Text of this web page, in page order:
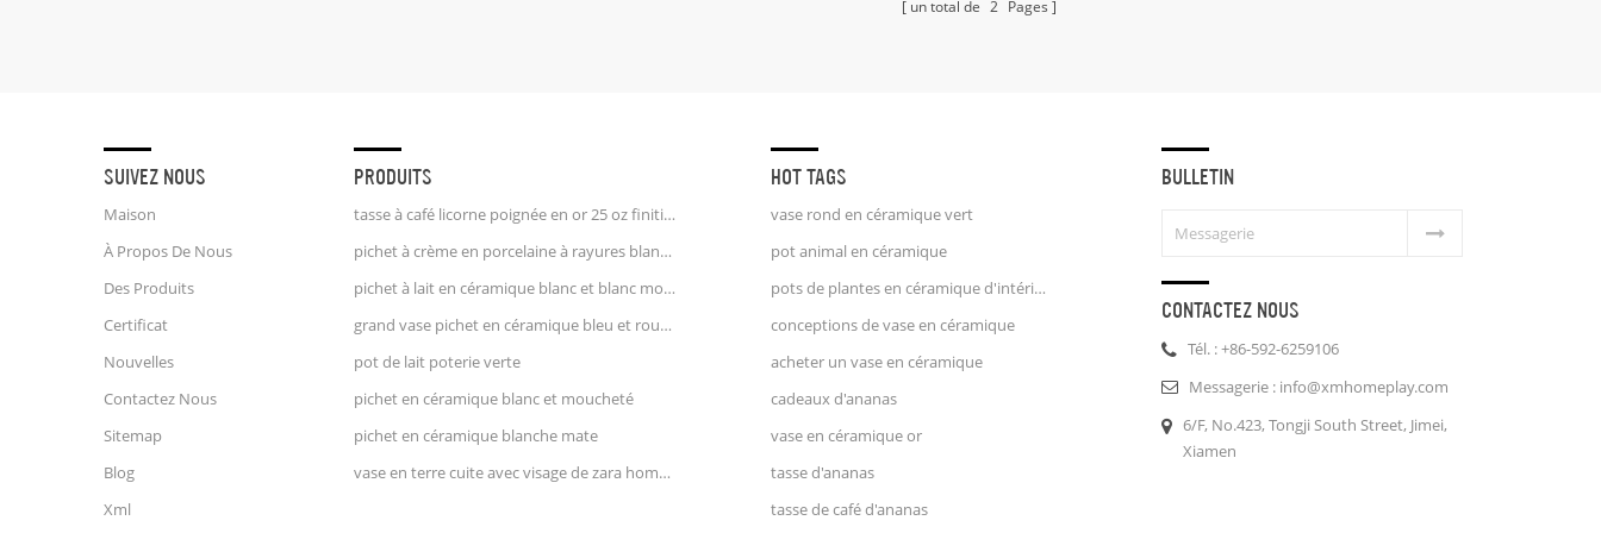
un total de 2 Pages
SUIVEZ NOUS
Maison
À Propos De Nous
Des Produits
Certificat
Nouvelles
Contactez Nous
Sitemap
Blog
Xml
PRODUITS
tasse à café licorne poignée en or 25 oz finition estampée
pichet à crème en porcelaine à rayures blanches et bleues pichet à eau
pichet à lait en céramique blanc et blanc moucheté
grand vase pichet en céramique bleu et rouge
pot de lait poterie verte
pichet en céramique blanc et moucheté
pichet en céramique blanche mate
vase en terre cuite avec visage de zara home style
HOT TAGS
vase rond en céramique vert
pot animal en céramique
pots de plantes en céramique d'intérieur
conceptions de vase en céramique
acheter un vase en céramique
cadeaux d'ananas
vase en céramique or
tasse d'ananas
tasse de café d'ananas
BULLETIN
CONTACTEZ NOUS
Tél. : +86-592-6259106
Messagerie : info@xmhomeplay.com
6/F, No.423, Tongji South Street, Jimei,
Xiamen